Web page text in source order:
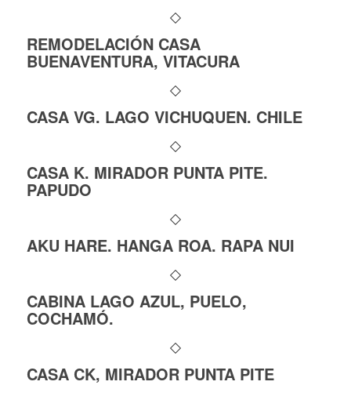
REMODELACIÓN CASA
BUENAVENTURA, VITACURA
CASA VG. LAGO VICHUQUEN. CHILE
CASA K. MIRADOR PUNTA PITE.
PAPUDO
AKU HARE. HANGA ROA. RAPA NUI
CABINA LAGO AZUL, PUELO,
COCHAMÓ.
CASA CK, MIRADOR PUNTA PITE